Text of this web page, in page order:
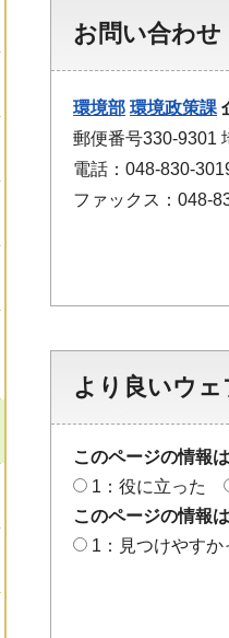
お問い合わせ
環境部 環境政策課
郵便番号330-9301
電話：048-830-
ファックス：048-
より良いウ
このページの情報
1：役に立った
このページの情報
1：見つけやすか